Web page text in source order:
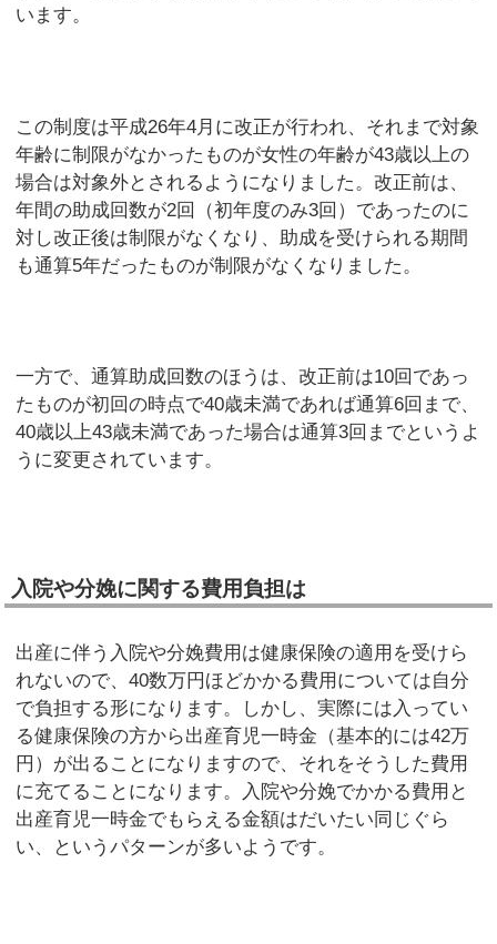
います。
この制度は平成26年4月に改正が行われ、それまで対象
年齢に制限がなかったものが女性の年齢が43歳以上の
場合は対象外とされるようになりました。改正前は、
年間の助成回数が2回（初年度のみ3回）であったのに
対し改正後は制限がなくなり、助成を受けられる期間
も通算5年だったものが制限がなくなりました。
一方で、通算助成回数のほうは、改正前は10回であっ
たものが初回の時点で40歳未満であれば通算6回まで、
40歳以上43歳未満であった場合は通算3回までというよ
うに変更されています。
入院や分娩に関する費用負担は
出産に伴う入院や分娩費用は健康保険の適用を受けら
れないので、40数万円ほどかかる費用については自分
で負担する形になります。しかし、実際には入ってい
る健康保険の方から出産育児一時金（基本的には42万
円）が出ることになりますので、それをそうした費用
に充てることになります。入院や分娩でかかる費用と
出産育児一時金でもらえる金額はだいたい同じぐら
い、というパターンが多いようです。